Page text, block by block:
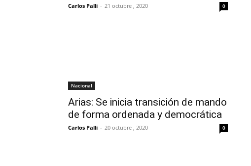
Carlos Palli - 21 octubre , 2020 0
Nacional
Arias: Se inicia transición de mando
de forma ordenada y democrática
Carlos Palli - 20 octubre , 2020 0